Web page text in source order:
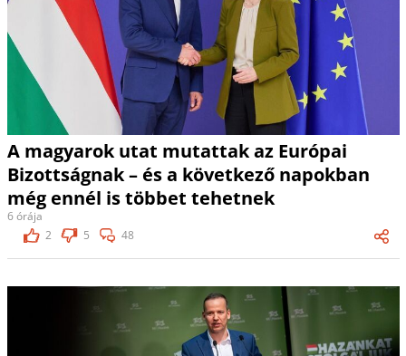
A magyarok utat mutattak az Európai
Bizottságnak – és a következő napokban
még ennél is többet tehetnek
6 órája
2
5 48